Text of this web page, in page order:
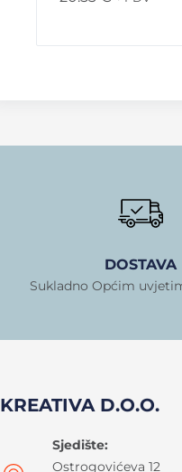
DOSTAVA
Sukladno Općim
KREATIVA D.O.O.
Sjedište:
Ostrogovićeva 12